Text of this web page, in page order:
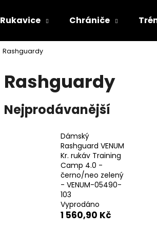
Rukavice Chrániče
Rashguardy
Rashguardy
Nejprodávanější
Dámský
Rashguard VENUM
Kr. rukáv Training
Camp 4.0 -
černo/neo zelený
- VENUM-05490-
103
Vyprodáno
1 560,90 Kč
Co potřebujete najít?
Doporučujeme